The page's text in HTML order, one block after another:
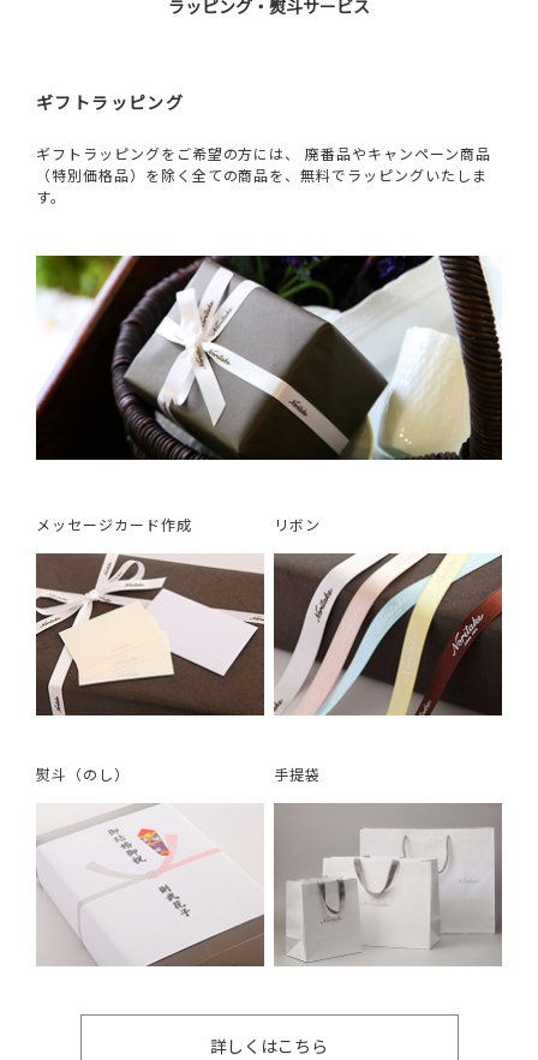
ラッピング・熨斗サービス
ギフトラッピング
ギフトラッピングをご希望の方には、 廃番品やキャンペーン商品
（特別価格品）を除く全ての商品を、無料でラッピングいたしま
す。
メッセージカード作成 リボン
熨斗（のし） 手提袋
詳しくはこちら